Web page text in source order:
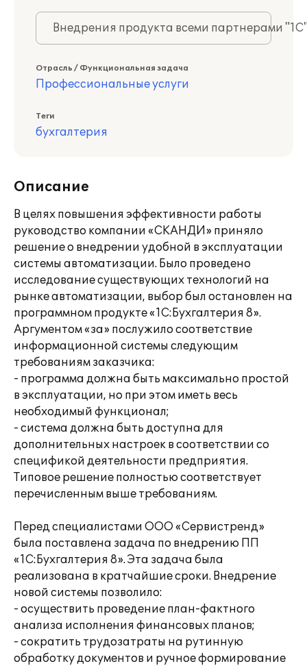
Внедрения продукта всеми партнерами
Отрасль / Функциональная задача
Профессиональные услуги
Теги
бухгалтерия
Описание
В целях повышения эффективности работы
руководство компании «СКАНДИ» приняло
решение о внедрении удобной в эксплуатации
системы автоматизации. Было проведено
исследование существующих технологий на
рынке автоматизации, выбор был остановлен на
программном продукте «1С:Бухгалтерия 8».
Аргументом «за» послужило соответствие
информационной системы следующим
требованиям заказчика:
- программа должна быть максимально простой
в эксплуатации, но при этом иметь весь
необходимый функционал;
- система должна быть доступна для
дополнительных настроек в соответствии со
спецификой деятельности предприятия.
Типовое решение полностью соответствует
перечисленным выше требованиям.
Перед специалистами ООО «Сервистренд»
была поставлена задача по внедрению ПП
«1С:Бухгалтерия 8». Эта задача была
реализована в кратчайшие сроки. Внедрение
новой системы позволило:
- осуществить проведение план-фактного
анализа исполнения финансовых планов;
- сократить трудозатраты на рутинную
обработку документов и ручное формирование